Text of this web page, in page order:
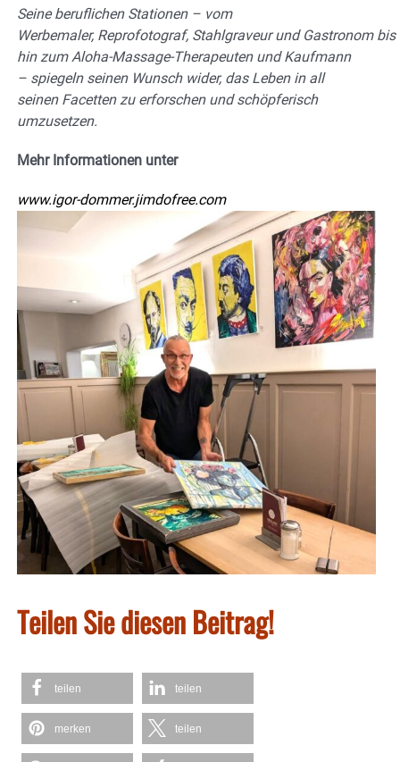
Seine beruflichen Stationen – vom
Werbemaler, Reprofotograf, Stahlgraveurund Gastronombis
hin zumAloha-Massage-TherapeutenundKaufmann
– spiegeln seinen Wunsch wider, das Leben in all
seinen Facetten zu erforschen und schöpferisch
umzusetzen.
Mehr Informationen unter
www.igor-dommer.jimdofree.com
Teilen Sie diesen Beitrag!
teilen teilen
merken teilen